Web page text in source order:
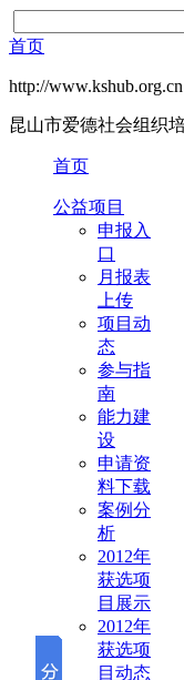
首页
http://www.kshub.org.cn
昆山市爱德社会组织
首页
公益项目
申报入
口
月报表
上传
项目动
态
参与指
南
能力建
设
申请资
料下载
案例分
析
2012年
获选项
目展示
2012年
获选项
目动态